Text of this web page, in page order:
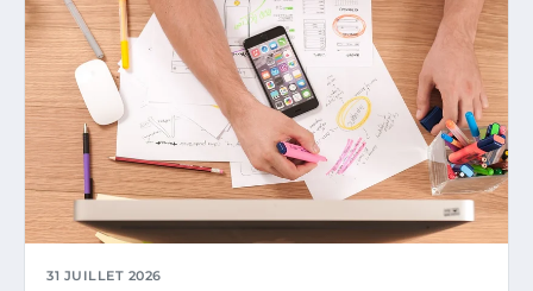
31 JUILLET 2026